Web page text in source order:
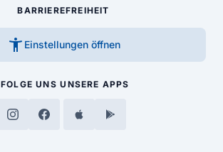
BARRIEREFREIHEIT
accessibility_new Einstellungen öffnen
FOLGE UNS UNSERE APPS